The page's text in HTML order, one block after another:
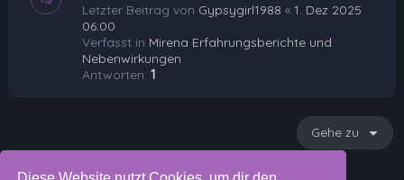
Letzter Beitrag von Gypsygirl1988 « 1. Dez 2025
06:00
Verfasst in Mirena Erfahrungsberichte und
Nebenwirkungen
Antworten: 1
Gehe zu